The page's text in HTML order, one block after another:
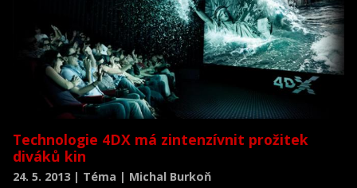
Technologie 4DX má zintenzívnit prožitek
diváků kin
24. 5. 2013 | Téma | Michal Burkoň